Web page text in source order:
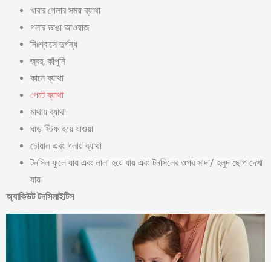
খাবার গেলার সময় ব্যাথা
গলার ভাঙা আওয়াজ
নিঃশ্বাসে দুর্গন্ধ
জ্বর, কাঁপুনি
কানে ব্যাথা
পেটে ব্যাথা
মাথায় ব্যাথা
ঘাড় স্টিফ হয়ে যাওয়া
চোয়াল এবং গলায় ব্যাথা
টনসিল ফুলে যায় এবং লালা হয়ে যায় এবং টনসিলের ওপর সাদা/ হলুদ ছোপ দেখা
যায়
অ্যাকিউট টনসিলাইটিস